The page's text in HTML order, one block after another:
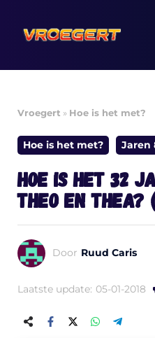
naar
inhoud
Vroegert » Hoe is het met?
Hoe is het met? Jaren
Hoe is het 32
Theo en Thea?
Door Ruud Caris
Laatste update: 05-01-2018